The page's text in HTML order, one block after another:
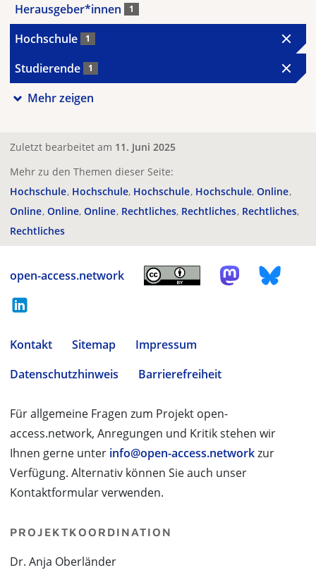
Herausgeber*innen 1
Hochschule 1
Studierende 1
Mehr zeigen
Zuletzt bearbeitet am 11. Juni 2025
Mehr zu den Themen dieser Seite:
Hochschule Hochschule Hochschule Hochschule Online
Online Online Online Rechtliches Rechtliches Rechtliches
Rechtliches
open-access.network
Kontakt Sitemap
Impressum
Datenschutzhinweis
Barrierefreiheit
Für allgemeine Fragen zum Projekt open-
access.network, Anregungen und Kritik stehen wir
Ihnen gerne unter info@open-access.networkzur
Verfügung. Alternativ können Sie auch unser
Kontaktformular verwenden.
PROJEKTKOORDINATION
Dr. Anja Oberländer